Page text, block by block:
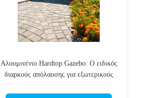
Αλουμινένιο Hardtop Gazebo: Ο ειδικός
διαρκούς απόλαυσης για εξωτερικούς